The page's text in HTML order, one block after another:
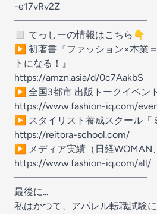
-e17vRv2Z
━━━━━━━━━━━━━━
◻️ てっしーの情報はこちら👇
▶ 初著書『ファッション×本業
トになる！』
https://amzn.asia/d/0c7AakbS
▶ 全国3都市 出版トークイベント
https://www.fashion-iq.com/
▶ スタイリスト養成スクール「
https://reitora-school.com/
▶ メディア実績（日経WOMAN、
https://www.fashion-iq.com/all/
━━━━━━━━━━━━━━
最後に...
私はかつて、アパレル転職試験